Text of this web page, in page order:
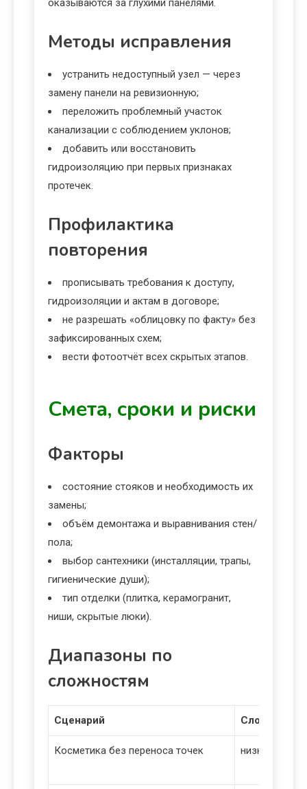
оказываются за глухими панелями.
Методы исправления
устранить недоступный узел — через
замену панели на ревизионную;
переложить проблемный участок
канализации с соблюдением уклонов;
добавить или восстановить
гидроизоляцию при первых признаках
протечек.
Профилактика
повторения
прописывать требования к доступу,
гидроизоляции и актам в договоре;
не разрешать «облицовку по факту» без
зафиксированных схем;
вести фотоотчёт всех скрытых этапов.
Смета, сроки и риски
Факторы
состояние стояков и необходимость их
замены;
объём демонтажа и выравнивания стен/
пола;
выбор сантехники (инсталляции, трапы,
гигиенические души);
тип отделки (плитка, керамогранит,
ниши, скрытые люки).
Диапазоны по
сложностям
Сценарий Сложность
Косметика без переноса точек низкая